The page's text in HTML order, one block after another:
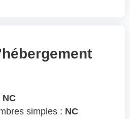
NC
simples : NC